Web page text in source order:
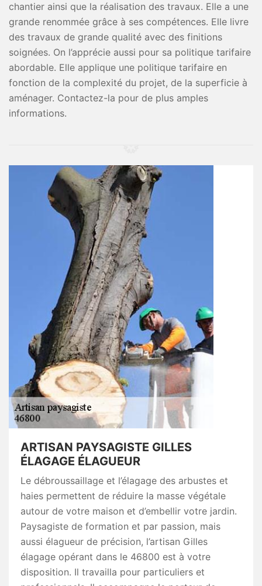
chantier ainsi que la réalisation des travaux. Elle a une
grande renommée grâce à ses compétences. Elle livre
des travaux de grande qualité avec des finitions
soignées. On l’apprécie aussi pour sa politique tarifaire
abordable. Elle applique une politique tarifaire en
fonction de la complexité du projet, de la superficie à
aménager. Contactez-la pour de plus amples
informations.
ARTISAN PAYSAGISTE GILLES
ÉLAGAGE ÉLAGUEUR
Le débroussaillage et l’élagage des arbustes et
haies permettent de réduire la masse végétale
autour de votre maison et d’embellir votre jardin.
Paysagiste de formation et par passion, mais
aussi élagueur de précision, l’artisan Gilles
élagage opérant dans le 46800 est à votre
disposition. Il travailla pour particuliers et